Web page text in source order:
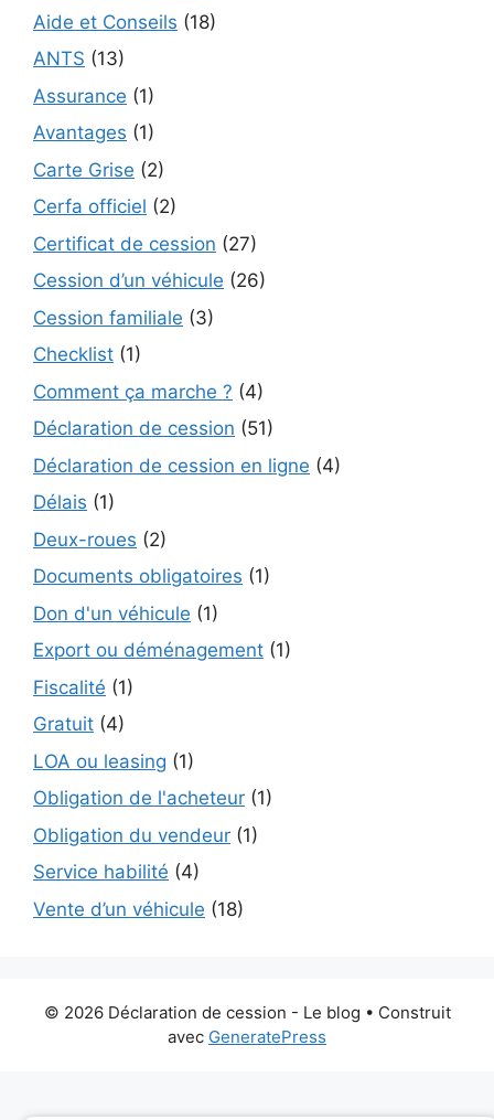
Aide et Conseils (18)
ANTS (13)
Assurance (1)
Avantages (1)
Carte Grise (2)
Cerfa officiel (2)
Certificat de cession (27)
Cession d’un véhicule (26)
Cession familiale (3)
Checklist (1)
Comment ça marche ? (4)
Déclaration de cession (51)
Déclaration de cession en ligne (4)
Délais (1)
Deux-roues (2)
Documents obligatoires (1)
Don d'un véhicule (1)
Export ou déménagement (1)
Fiscalité (1)
Gratuit (4)
LOA ou leasing (1)
Obligation de l'acheteur (1)
Obligation du vendeur (1)
Service habilité (4)
Vente d’un véhicule (18)
© 2026 Déclaration de cession - Le blog • Construit
avec GeneratePress